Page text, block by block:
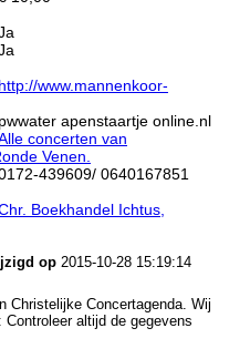
http://www.mannenkoor-
pwwater apenstaartje online.nl
concerten van
Venen.
439609/ 0640167851
Boekhandel Ichtus,
op 2015-10-28 15:19:14
Christelijke Concertagenda. Wij
altijd de gegevens